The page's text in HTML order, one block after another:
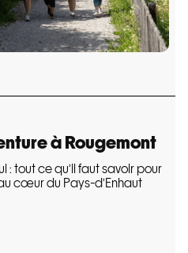
à Rougemont
: tout ce qu’il faut savoir pour
cœur du Pays-d’Enhaut